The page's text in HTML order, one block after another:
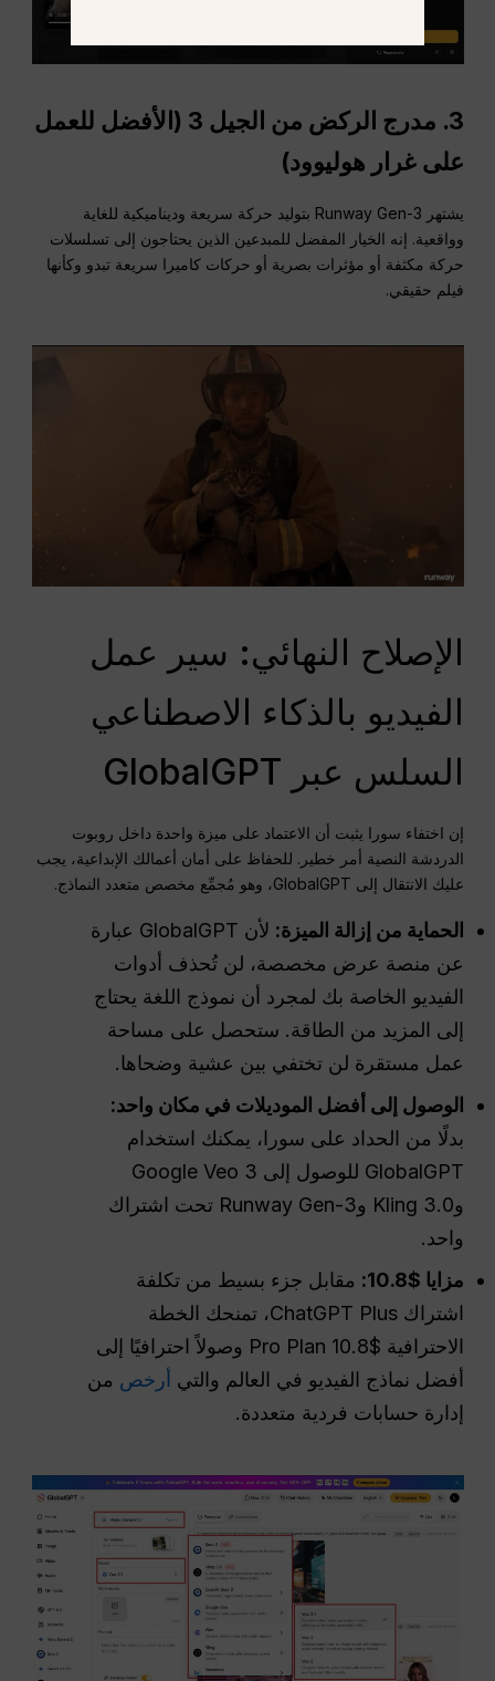
3.
مدرج الركض من الجيل 3 (الأفضل للعمل
على غرار هوليوود)
يشتهر Runway Gen-3 بتوليد حركة سريعة وديناميكية للغاية
وواقعية. إنه الخيار المفضل للمبدعين الذين يحتاجون إلى تسلسلات
حركة مكثفة أو مؤثرات بصرية أو حركات كاميرا سريعة تبدو وكأنها
فيلم حقيقي.
الإصلاح النهائي: سير عمل
الفيديو بالذكاء الاصطناعي
السلس عبر GlobalGPT
إن اختفاء سورا يثبت أن الاعتماد على ميزة واحدة داخل روبوت
الدردشة النصية أمر خطير. للحفاظ على أمان أعمالك الإبداعية، يجب
عليك الانتقال إلى GlobalGPT، وهو مُجمِّع مخصص متعدد النماذج.
الحماية من إزالة الميزة:
لأن GlobalGPT عبارة
عن منصة عرض مخصصة، لن تُحذف أدوات
الفيديو الخاصة بك لمجرد أن نموذج اللغة يحتاج
إلى المزيد من الطاقة. ستحصل على مساحة
عمل مستقرة لن تختفي بين عشية وضحاها.
الوصول إلى أفضل الموديلات في مكان واحد:
بدلًا من الحداد على سورا، يمكنك استخدام
GlobalGPT للوصول إلى Google Veo 3
وKling 3.0 وRunway Gen-3 تحت اشتراك
واحد.
مزايا $10.8:
مقابل جزء بسيط من تكلفة
اشتراك ChatGPT Plus، تمنحك الخطة
الاحترافية $10.8 Pro Plan وصولاً احترافيًا إلى
أفضل نماذج الفيديو في العالم والتي أرخص من
إدارة حسابات فردية متعددة.